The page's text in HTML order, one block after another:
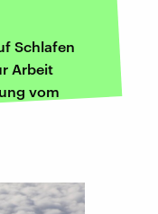
Schlafen
Arbeit
vom